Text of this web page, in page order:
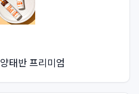
태반 프리미엄